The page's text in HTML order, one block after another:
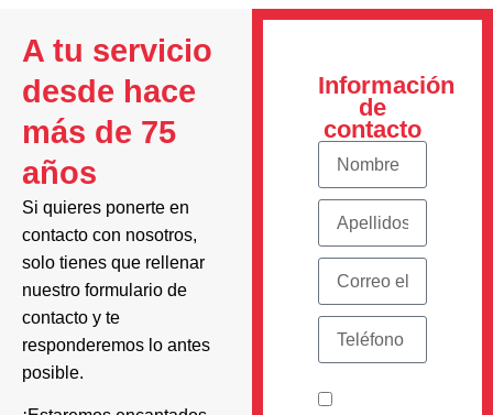
A tu servicio
desde hace
más de 75
años
Si quieres ponerte en
contacto con nosotros,
solo tienes que rellenar
nuestro formulario de
contacto y te
responderemos lo antes
posible.
Información
de
contacto